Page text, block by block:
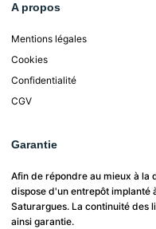
A propos
Mentions légales
Cookies
Confidentialité
CGV
Garantie
Afin de répondre au mieux à la
dispose d'un entrepôt implanté
Saturargues. La continuité des
ainsi garantie.